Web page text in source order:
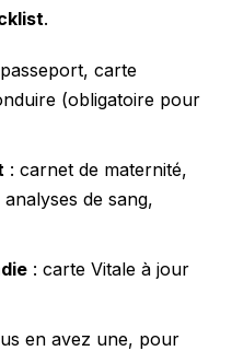
.
carte
(obligatoire pour
: carnet de maternité,
de sang,
: carte Vitale à jour
en avez une, pour